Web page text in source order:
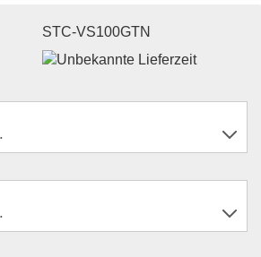
STC-VS100GTN